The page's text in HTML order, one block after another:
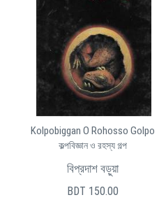
Kolpobiggan O Rohosso Golpo
কল্পবিজ্ঞান ও রহস্য গল্প
বিপ্রদাশ বড়ুয়া
BDT 150.00